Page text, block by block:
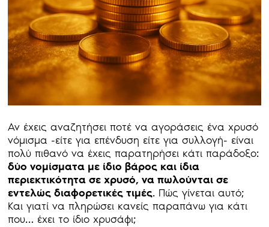
Αν έχεις αναζητήσει ποτέ να αγοράσεις ένα χρυσό
νόμισμα -είτε για επένδυση είτε για συλλογή- είναι
πολύ πιθανό να έχεις παρατηρήσει κάτι παράδοξο:
δύο νομίσματα με ίδιο βάρος και ίδια
περιεκτικότητα σε χρυσό, να πωλούνται σε
εντελώς διαφορετικές τιμές. Πώς γίνεται αυτό;
Και γιατί να πληρώσει κανείς παραπάνω για κάτι
που… έχει το ίδιο χρυσάφι;